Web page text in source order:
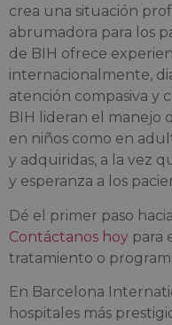
crea una situación
abrumadora para los
de BIH ofrece
internacionalmente,
atención compasiva y
BIH lideran el manejo
en niños como en
y adquiridas, a la vez
y esperanza a los
Dé el primer paso
Contáctanos hoy para
tratamiento o
En Barcelona
hospitales más